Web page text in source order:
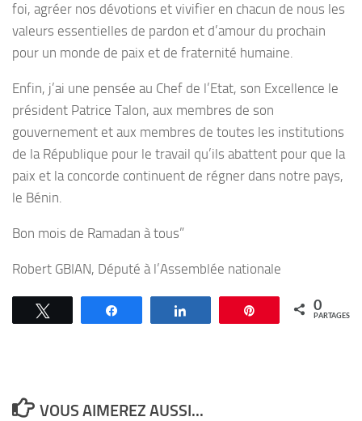
foi, agréer nos dévotions et vivifier en chacun de nous les
valeurs essentielles de pardon et d’amour du prochain
pour un monde de paix et de fraternité humaine.
Enfin, j’ai une pensée au Chef de l’Etat, son Excellence le
président Patrice Talon, aux membres de son
gouvernement et aux membres de toutes les institutions
de la République pour le travail qu’ils abattent pour que la
paix et la concorde continuent de régner dans notre pays,
le Bénin.
Bon mois de Ramadan à tous”
Robert GBIAN, Député à l’Assemblée nationale
Épingle 0
PARTAGES
VOUS AIMEREZ AUSSI...